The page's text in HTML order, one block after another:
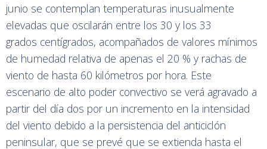
junio se contemplan temperaturas inusualmente
elevadas que oscilarán entre los 30 y los 33
grados centígrados, acompañados de valores mínimos
de humedad relativa de apenas el 20 % y rachas de
viento de hasta 60 kilómetros por hora. Este
escenario de alto poder convectivo se verá agravado a
partir del día dos por un incremento en la intensidad
del viento debido a la persistencia del anticiclón
peninsular, que se prevé que se extienda hasta el